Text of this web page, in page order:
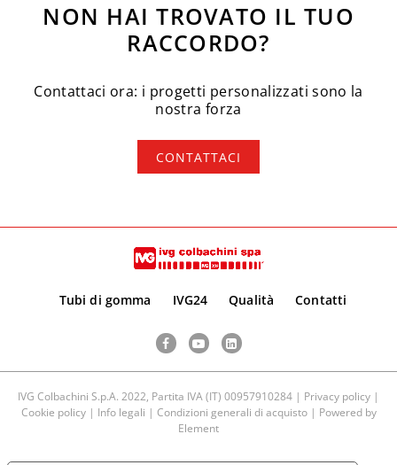
NON HAI TROVATO IL TUO
RACCORDO?
Contattaci ora: i progetti personalizzati sono la
nostra forza
CONTATTACI
Tubi di gomma IVG24 Qualità Contatti
FacebookYouTubeLinkedIn
IVG Colbachini S.p.A. 2022, Partita IVA (IT) 00957910284 | Privacy policy |
Cookie policy| Info legali | Condizioni generali di acquisto| Powered by
Element